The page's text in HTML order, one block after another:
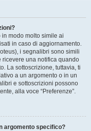
modo molto simile ai
in caso di aggiornamento.
i segnalibri sono simili
una notifica quando
La sottoscrizione, tuttavia, ti
a un argomento o in un
e sottoscrizioni possono
alla voce “Preferenze”.
argomento specifico?